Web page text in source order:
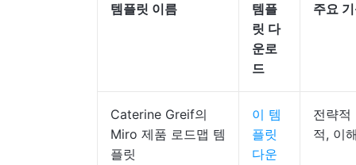
템플릿 이름
템플
릿 다
운로
드
주요
Caterine Greif의
Miro 제품 로드맵 템
플릿
이 템
플릿
다운
전략적
적, 이